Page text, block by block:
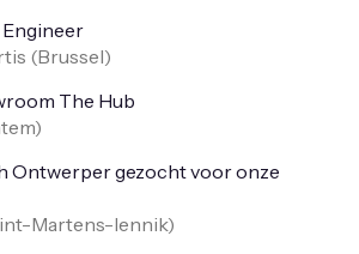
(Brussel)
The Hub
)
Ontwerper gezocht voor onze
Martens-lennik)